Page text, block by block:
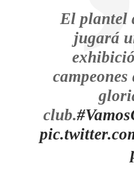
El plantel
jugará
club.